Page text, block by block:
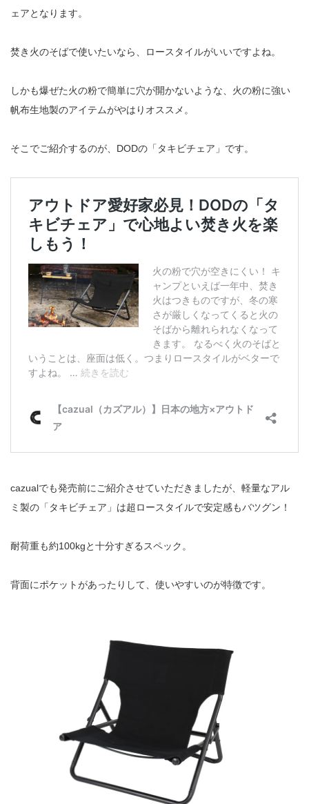
ェアとなります。
焚き火のそばで使いたいなら、ロースタイルがいいですよね。
しかも爆ぜた火の粉で簡単に穴が開かないような、火の粉に強い
帆布生地製のアイテムがやはりオススメ。
そこでご紹介するのが、DODの「タキビチェア」です。
cazualでも発売前にご紹介させていただきましたが、軽量なアル
ミ製の「タキビチェア」は超ロースタイルで安定感もバツグン！
耐荷重も約100kgと十分すぎるスペック。
背面にポケットがあったりして、使いやすいのが特徴です。